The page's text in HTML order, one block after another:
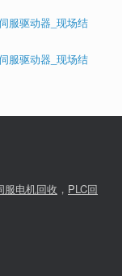
服驱动器_现场结
服驱动器_现场结
服电机回收 ， PLC回